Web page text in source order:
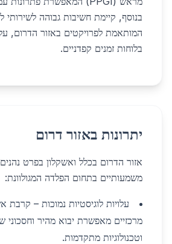
בנוסף, קיימת חשיבות גבוהה לשירותי
המותאמת לפרויקטים באזור הדרום,
בלוחות זמנים קפדניים.
יתרונות באזור דרום
אזור הדרום בכלל ואשקלון בפרט
משמעותיים בתחום הפלדה המגולוונת:
עלויות לוגיסטיות נמוכות – קרבת
מרכזיים מאפשרת יבוא מהיר וחסכוני
וטכנולוגיות מתקדמות.